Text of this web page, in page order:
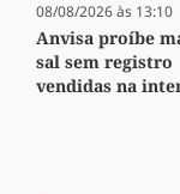
08/08/2026 às 13:10
Anvisa proíbe
sal sem registro
vendidas na